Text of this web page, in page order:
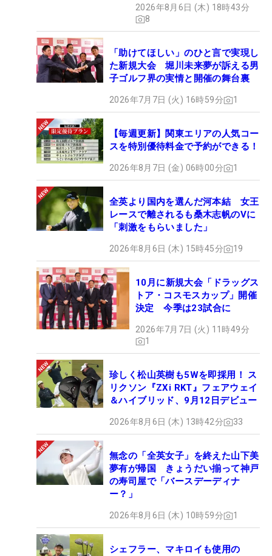
2026年8月6日 (木) 18時43分
8
「助けてほしい」のひと言で実現し
た新規大会 堀川未来夢が訴える男
子ゴルフ界の実情と開催の舞台裏
2026年7月7日 (火) 16時59分 1
【毎週更新】関東エリアの人気コー
スを特別優待料金で予約ができる！
2026年8月7日 (金) 06時00分 1
全英より国内を選んだ河本結 女王
レースで離されるも桑木志帆のVに
「刺激をもらいました」
2026年8月6日 (木) 15時45分 19
10月に新規大会「ドラッグス
トア・コスモスカップ」開催
決定 今季は23試合に
2026年7月7日 (火) 11時49分
1
珍しく松山英樹も5Wを即採用！ ス
リクソン『ZXi RKT』フェアウェイ
＆ハイブリッド、9月12日デビュー
2026年8月6日 (木) 13時42分 33
無念の「全英女子」を終えた山下美
夢有が帰国 きょうだい揃って神戸
の寿司屋で「バースデーディナ
ー？」
2026年8月6日 (木) 10時59分 1
シェフラー、マキロイも使用の